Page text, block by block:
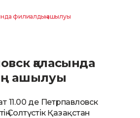
филиалдың ашылуы
қаласында
ашылуы
11.00 де Петрпавловск
Солтүстік Қазақстан